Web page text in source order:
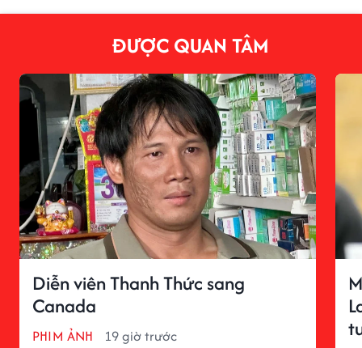
ĐƯỢC QUAN TÂM
Diễn viên Thanh Thức sang
Canada
PHIM ẢNH 19 giờ trước